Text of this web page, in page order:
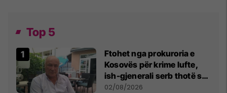
Top 5
Ftohet nga prokuroria e
Kosovës për krime lufte,
ish-gjenerali serb thotë se
dikush e tradhtoi në
02/08/2026